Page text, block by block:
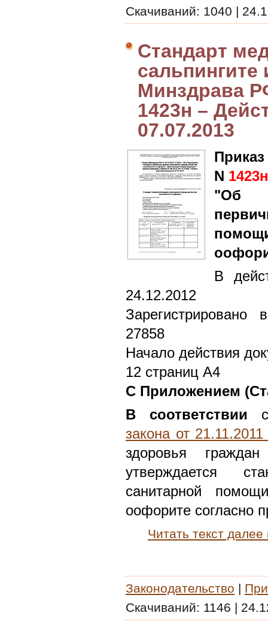
Скачиваний: 1040 |
Стандарт
Минздрава
1423н –
07.07.2013
N 1423н
"Об
В
24.12.2012
27858
Начало действия
12 страниц А4
С Приложением
В соответствии
закона от
здоровья
утверждается
санитарной
оофорите согласно
Читать текст
Законодательство |
Скачиваний: 1146 |